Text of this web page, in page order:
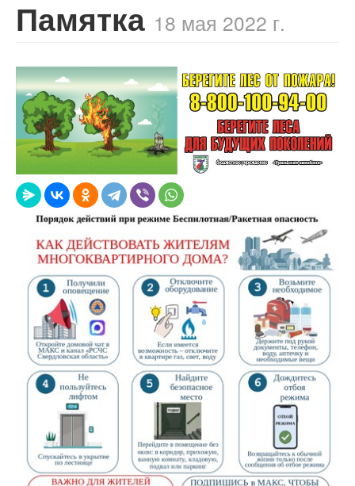
Памятка 18 мая 2022 г.